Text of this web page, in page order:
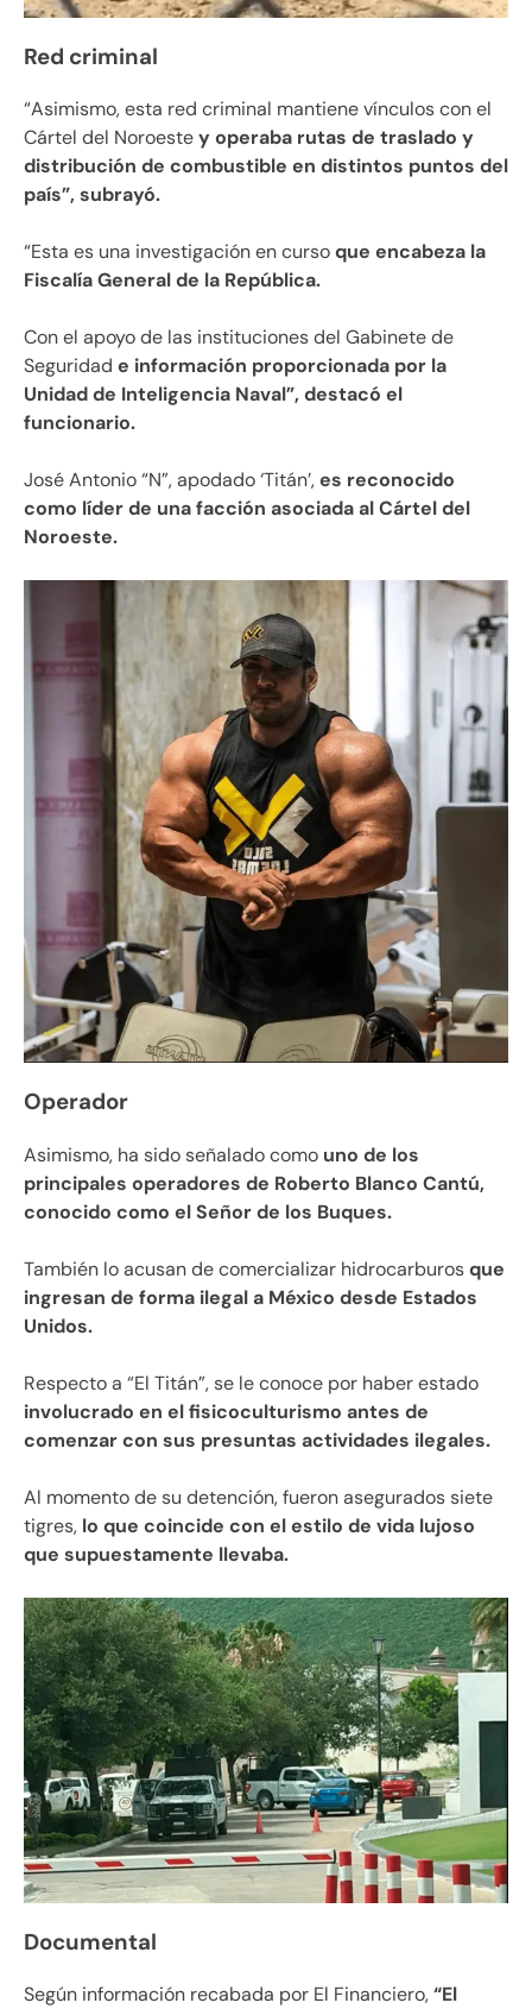
Red criminal
“Asimismo, esta red criminal mantiene vínculos con el
Cártel del Noroestey operaba rutas de traslado y
distribución de combustible en distintos puntos del
país”, subrayó.
“Esta es una investigación en cursoque encabeza la
Fiscalía General de la República.
Con el apoyo de las instituciones del Gabinete de
Seguridad e información proporcionada por la
Unidad de Inteligencia Naval”, destacó el
funcionario.
José Antonio “N”, apodado ‘Titán’,es reconocido
como líder de una facción asociada al Cártel del
Noroeste.
Operador
Asimismo, ha sido señalado como uno de los
principales operadores de Roberto Blanco Cantú,
conocido como el Señor de los Buques.
También lo acusan de comercializar hidrocarburosque
ingresan de forma ilegal a México desde Estados
Unidos.
Respecto a “El Titán”, se le conoce por haber estado
involucrado en el fisicoculturismo antes de
comenzar con sus presuntas actividades ilegales.
Al momento de su detención, fueron asegurados siete
tigres, lo que coincide con el estilo de vida lujoso
que supuestamente llevaba.
Documental
Según información recabada por El Financiero,“El